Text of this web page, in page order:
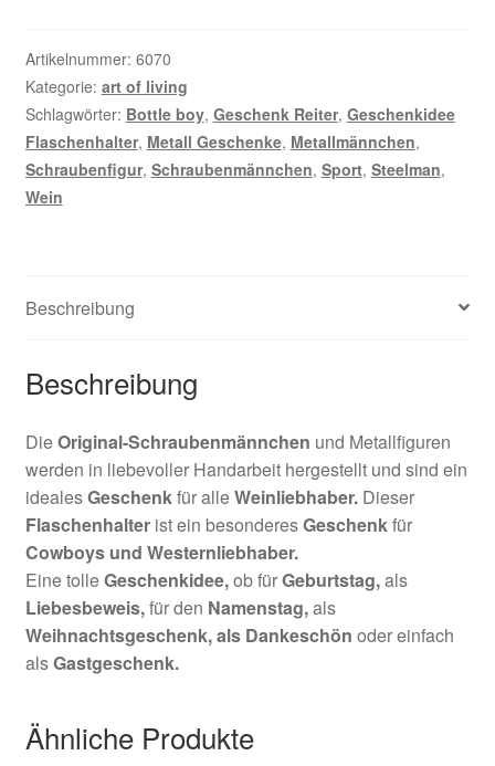
Artikelnummer: 6070
Kategorie: art of living
Schlagwörter: Bottle boy, Geschenk Reiter, Geschenkidee
Flaschenhalter, Metall Geschenke, Metallmännchen,
Schraubenfigur, Schraubenmännchen, Sport, Steelman,
Wein
Beschreibung
Beschreibung
DieOriginal-Schraubenmännchen und Metallfiguren
werden in liebevoller Handarbeit hergestellt und sind ein
idealesGeschenkfür alleWeinliebhaber.Dieser
Flaschenhalterist ein besonderesGeschenkfür
Cowboys und Westernliebhaber.
Eine tolleGeschenkidee,ob fürGeburtstag,als
Liebesbeweis,für den Namenstag,als
Weihnachtsgeschenk,als Dankeschön oder einfach
alsGastgeschenk.
Ähnliche Produkte